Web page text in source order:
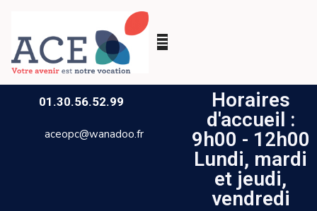
01.30.56.52.99
aceopc@wanadoo.fr
Horaires
d'accueil :
9h00 - 12h00
Lundi, mardi
et jeudi,
vendredi